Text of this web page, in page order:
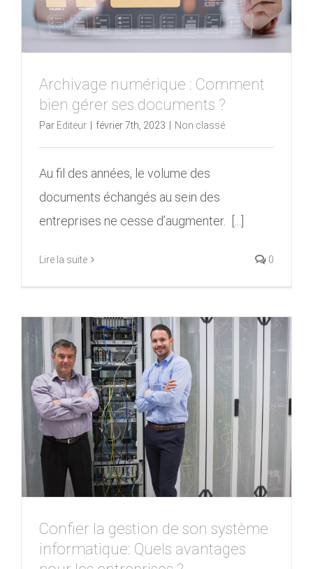
Archivage numérique : Comment
bien gérer ses documents ?
Par Editeur février 7th, 2023 Non classé
Au fil des années, le volume des
documents échangés au sein des
entreprises ne cesse d’augmenter. [...]
Lire la suite 0
Confier la gestion de son système
informatique: Quels avantages